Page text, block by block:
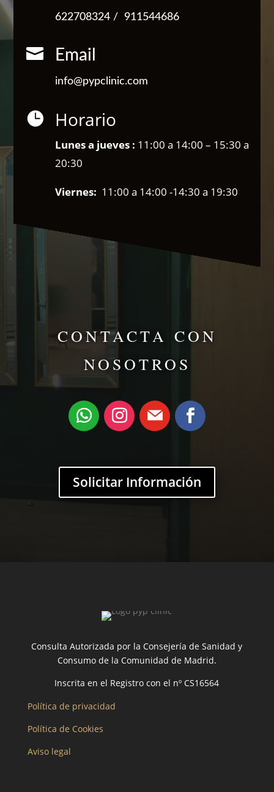
622708324 / 911544686
 Email
info@pypclinic.com
 Horario
Lunes a jueves : 11:00 a 14:00 – 15:30 a
20:30
Viernes: 11:00 a 14:00 -14:30 a 19:30
CONTACTA CON
NOSOTROS
Solicitar Información
Consulta Autorizada por la Consejería de Sanidad y
Consumo de la Comunidad de Madrid.
Inscrita en el Registro con el nº CS16564
Política de privacidad
Política de Cookies
Aviso legal